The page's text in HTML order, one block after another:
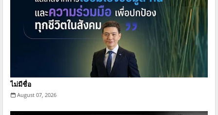
ไม่มีชื่อ
August 07, 2026